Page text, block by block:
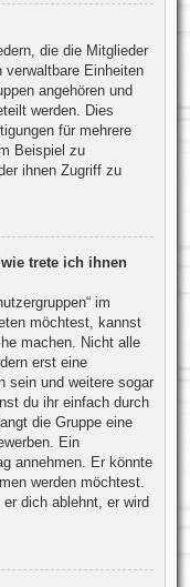
die die Mitglieder
Einheiten
angehören und
werden. Dies
für mehrere
Beispiel zu
ihnen Zugriff zu
trete ich ihnen
im
möchtest, kannst
machen. Nicht alle
erst eine
sein und weitere sogar
du ihr einfach durch
die Gruppe eine
Ein
annehmen. Er könnte
werden möchtest.
dich ablehnt, er wird